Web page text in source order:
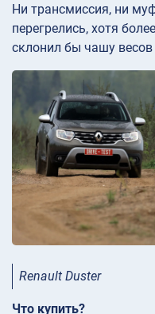
Ни трансмиссия, ни
перегрелись, хотя
склонил бы чашу весов
Renault Duster
Что купить?